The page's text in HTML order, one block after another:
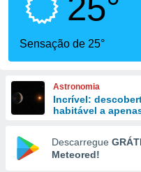
fornecidas
a este
das
e
forma
digital
Sensação de 25°
Astronomia
Incrível:
habitável a
Descarregue
Meteored!